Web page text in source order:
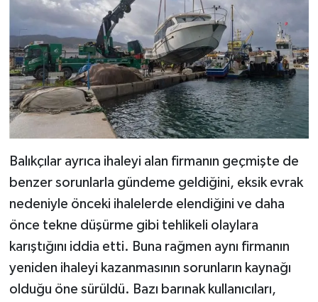
Balıkçılar ayrıca ihaleyi alan firmanın geçmişte de
benzer sorunlarla gündeme geldiğini, eksik evrak
nedeniyle önceki ihalelerde elendiğini ve daha
önce tekne düşürme gibi tehlikeli olaylara
karıştığını iddia etti. Buna rağmen aynı firmanın
yeniden ihaleyi kazanmasının sorunların kaynağı
olduğu öne sürüldü. Bazı barınak kullanıcıları,